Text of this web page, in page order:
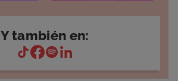
Y también en: